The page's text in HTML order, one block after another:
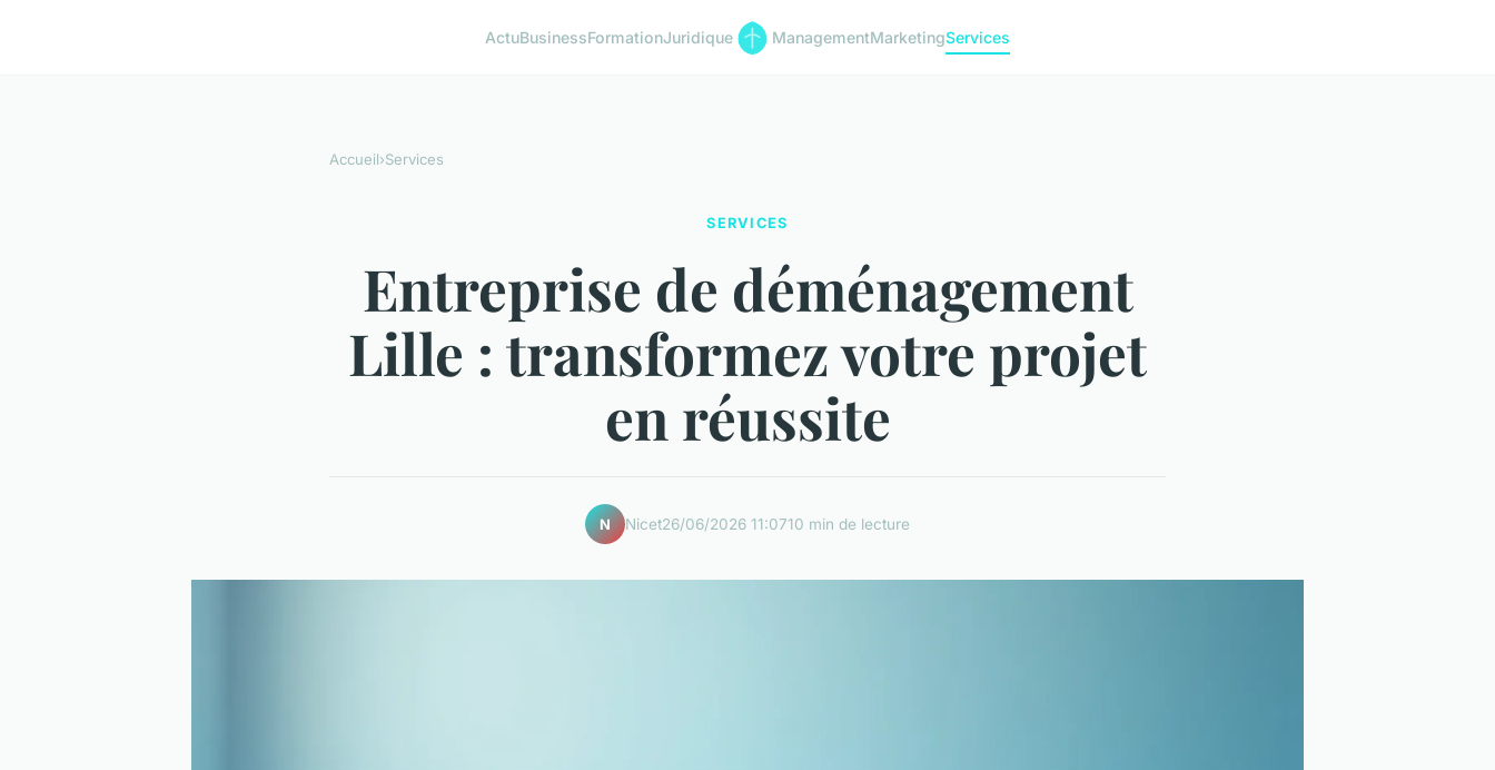
ActuBusinessFormationJuridique ManagementMarketingServices
Accueil›Services
SERVICES
Entreprise de déménagement
Lille : transformez votre projet
en réussite
N Nicet26/06/2026 11:0710 min de lecture